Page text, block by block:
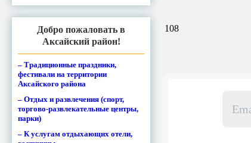
Добро пожаловать в
Аксайский район!
– Традиционные праздники,
фестивали на территории
Аксайского района
– Отдых и развлечения (спорт,
торгово-развлекательные центры,
парки)
– К услугам отдыхающих отели,
108
адрес